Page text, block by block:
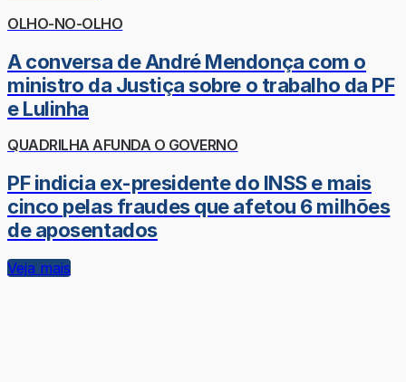
OLHO-NO-OLHO
A conversa de André Mendonça com o
ministro da Justiça sobre o trabalho da PF
e Lulinha
QUADRILHA AFUNDA O GOVERNO
PF indicia ex-presidente do INSS e mais
cinco pelas fraudes que afetou 6 milhões
de aposentados
Veja mais